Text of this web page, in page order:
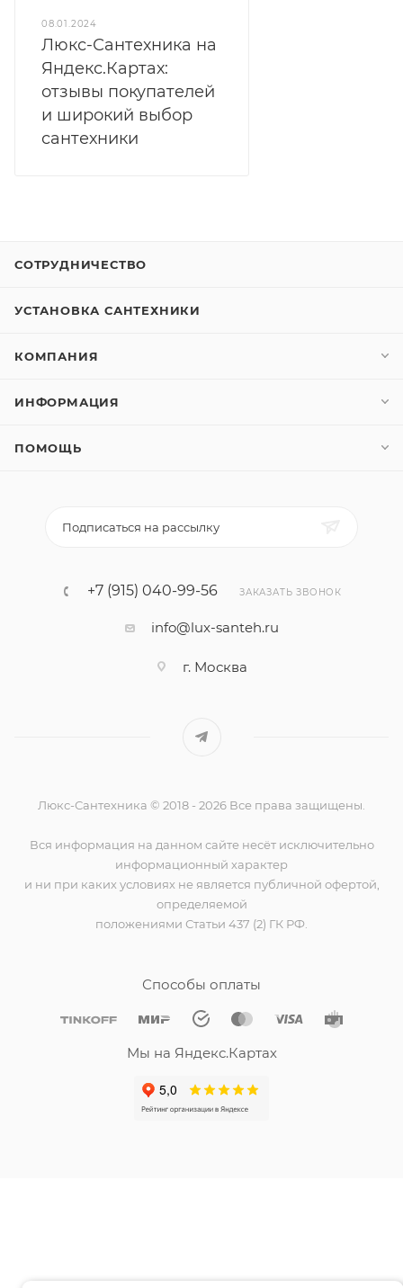
08.01.2024
Люкс-Сантехника на
Яндекс.Картах:
отзывы покупателей
и широкий выбор
сантехники
СОТРУДНИЧЕСТВО
УСТАНОВКА САНТЕХНИКИ
КОМПАНИЯ
ИНФОРМАЦИЯ
ПОМОЩЬ
Подписаться на рассылку
+7 (915) 040-99-56 ЗАКАЗАТЬ ЗВОНОК
info@lux-santeh.ru
г. Москва
Люкс-Сантехника © 2018 - 2026 Все права защищены.
Вся информация на данном сайте несёт исключительно
информационный характер
и ни при каких условиях не является публичной офертой,
определяемой
положениями Статьи 437 (2) ГК РФ.
Способы оплаты
Мы на Яндекс.Картах